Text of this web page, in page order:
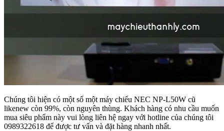
Chúng tôi hiện có một số một máy chiếu NEC NP-L50W cũ
likenew còn 99%, còn nguyên thùng. Khách hàng có nhu cầu muốn
mua siêu phẩm này vui lòng liên hệ ngay với hotline của chúng tôi
0989322618 để được tư vấn và đặt hàng nhanh nhất.